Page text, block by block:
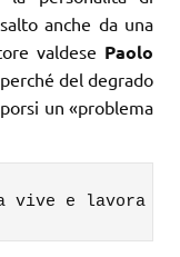
anche da una
valdese Paolo
del degrado
un «problema
vive e lavora